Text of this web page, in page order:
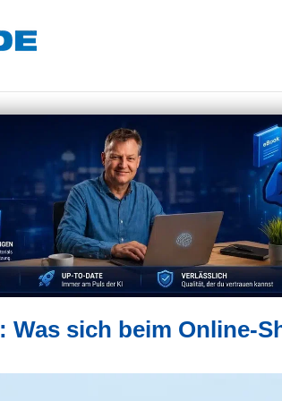
sich beim Online-